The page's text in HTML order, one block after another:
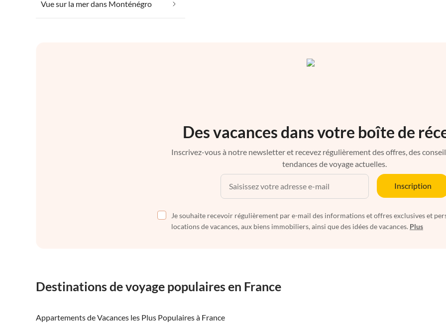
Vue sur la mer dans Monténégro
Des vacances dans votre boîte de
Inscrivez-vous à notre newsletter et recevez régulièrement des offres, des
tendances de voyage actuelles.
Inscription
Je souhaite recevoir régulièrement par e-mail des informations et offres exclusives et
locations de vacances, aux biens immobiliers, ainsi que des idées de vacances. Plus
Destinations de voyage populaires en France
Appartements de Vacances les Plus Populaires à France